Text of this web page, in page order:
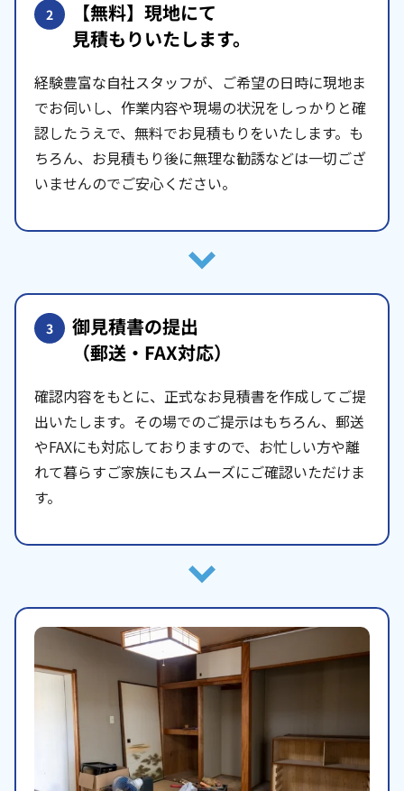
2 【無料】現地にて
見積もりいたします。
経験豊富な自社スタッフが、ご希望の日時に現地ま
でお伺いし、作業内容や現場の状況をしっかりと確
認したうえで、無料でお見積もりをいたします。も
ちろん、お見積もり後に無理な勧誘などは一切ござ
いませんのでご安心ください。
3 御見積書の提出
（郵送・FAX対応）
確認内容をもとに、正式なお見積書を作成してご提
出いたします。その場でのご提示はもちろん、郵送
やFAXにも対応しておりますので、お忙しい方や離
れて暮らすご家族にもスムーズにご確認いただけま
す。